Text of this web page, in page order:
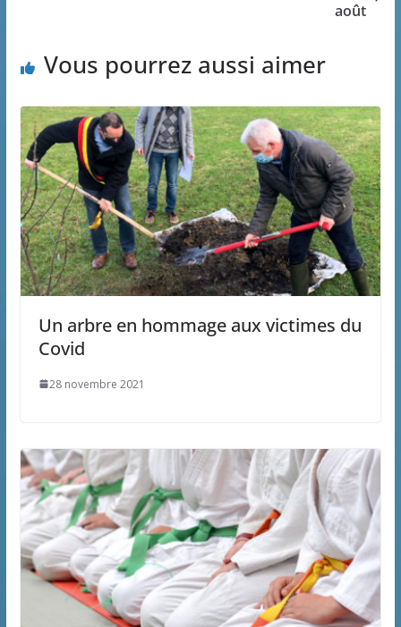
août
Vous pourrez aussi aimer
Un arbre en hommage aux victimes du
Covid
28 novembre 2021